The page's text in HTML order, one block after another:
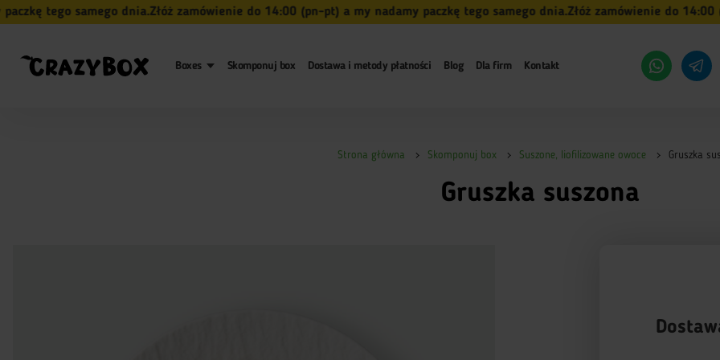
tego samego dnia. Złóż zamówienie do 14:00 (pn-pt) a my nadamy paczkę tego samego dnia. Złóż zamówienie do 14:00 (pn-
Boxes Skomponuj box Dostawa i metody płatności Blog Dla firm Kontakt
Strona główna Skomponuj box Suszone, liofilizowane owoce Gruszka
Gruszka suszona